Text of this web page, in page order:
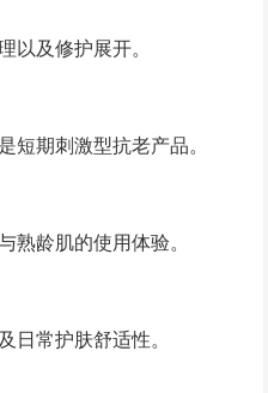
以及修护展开。
短期刺激型抗老产品。
熟龄肌的使用体验。
日常护肤舒适性。